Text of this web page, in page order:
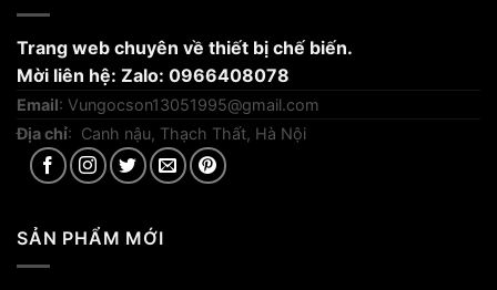
Trang web chuyên về thiết bị chế biến.
Mời liên hệ: Zalo: 0966408078
Email: Vungocson13051995@gmail.com
Địa chỉ: Canh nậu, Thạch Thất, Hà Nội
SẢN PHẨM MỚI